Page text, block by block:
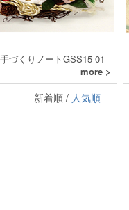
づくりノートGSS15-01
more >
新着順 / 人気順